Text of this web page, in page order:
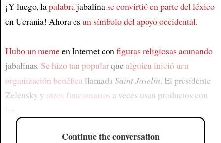
¡Y luego, lapalabrajabalina se convirtió en parte del léxico
en Ucrania! Ahora esun símbolo del apoyo occidental.
Hubo un memeen Internet configuras religiosas acunando
jabalinas. Se hizo tan popularquealguien inició una
organización benéficallamadaSaint Javelin. El presidente
Zelensky y otros funcionarios a veces usan productos con
Continue the conversation